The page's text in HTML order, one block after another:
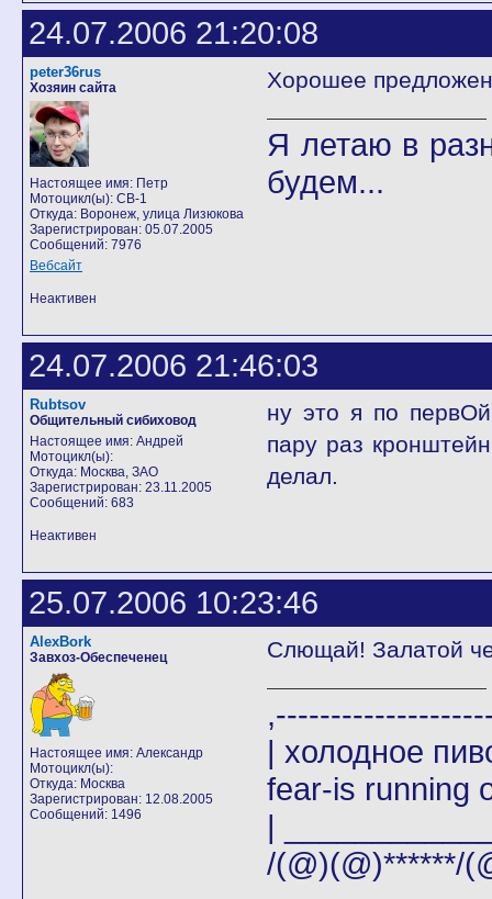
24.07.2006 21:20:08
peter36rus
Хозяин сайта
Настоящее имя: Петр
Мотоцикл(ы): CB-1
Откуда: Воронеж, улица Лизюкова
Зарегистрирован: 05.07.2005
Сообщений: 7976
Вебсайт
Хорошее
Я летаю в
будем...
Неактивен
24.07.2006 21:46:03
Rubtsov
Общительный сибиховод
Настоящее имя: Андрей
Мотоцикл(ы):
Откуда: Москва, ЗАО
Зарегистрирован: 23.11.2005
Сообщений: 683
ну это я по
пару раз
делал.
Неактивен
25.07.2006 10:23:46
AlexBork
Завхоз-Обеспеченец
Настоящее имя: Александр
Мотоцикл(ы):
Откуда: Москва
Зарегистрирован: 12.08.2005
Сообщений: 1496
Слющай! Залатой
| холодное
fear-is running
|
/(@)(@)******/